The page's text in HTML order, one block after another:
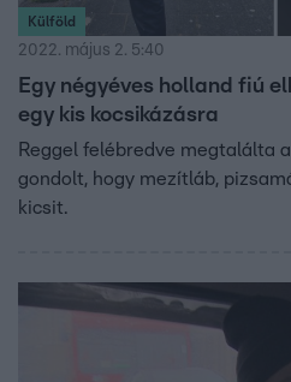
Külföld
2022. május 2. 5:40
Egy négyéves holland fiú
egy kis kocsikázásra
Reggel felébredve megtalálta
gondolt, hogy mezítláb,
kicsit.